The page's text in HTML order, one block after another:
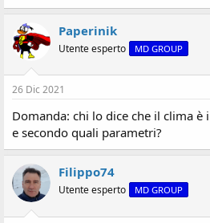
Paperinik
Utente esperto MD GROUP
26 Dic 2021
Domanda: chi lo dice che il clima è
e secondo quali parametri?
Filippo74
Utente esperto MD GROUP